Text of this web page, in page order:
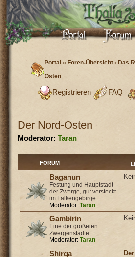
Portal »Foren-Übersicht ‹ Das
Osten
FAQ
Registrieren
Der Nord-Osten
Moderator: Taran
FORUM
Baganun
Festung und Hauptstadt
der Zwerge, gut versteckt
im Falkengebirge
Moderator: Taran
Gambirin
Eine der größeren
Zwergenstädte
Moderator: Taran
Shirga